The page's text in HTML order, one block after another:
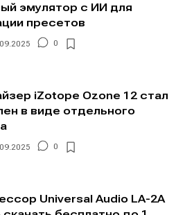
эмулятор с ИИ для
пресетов
0
iZotope Ozone 12 стал
в виде отдельного
0
Universal Audio LA-2A